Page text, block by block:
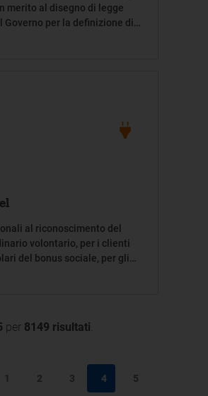
merito al disegno di legge
Governo per la definizione di
infrastrutture di rete,
delle emissioni di metano
al riconoscimento del
volontario, per i clienti
del bonus sociale, per gli
per 8149 risultati.
1 2 3 4 5